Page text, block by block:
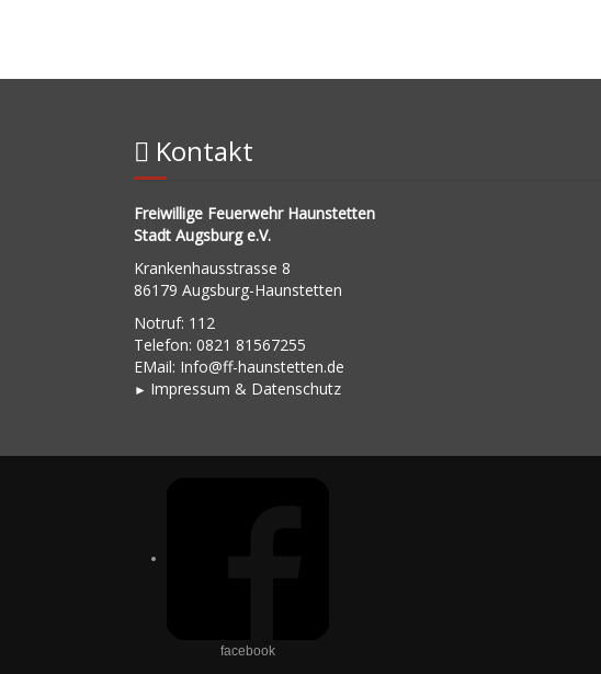
Kontakt
Freiwillige Feuerwehr Haunstetten
Stadt Augsburg e.V.
Krankenhausstrasse 8
86179 Augsburg-Haunstetten
Notruf: 112
Telefon: 0821 81567255
EMail: Info@ff-haunstetten.de
► Impressum & Datenschutz
facebook